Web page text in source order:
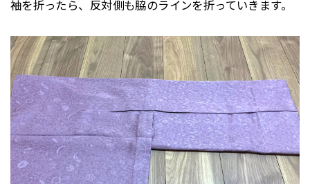
袖を折ったら、反対側も脇のラインを折っていきます。